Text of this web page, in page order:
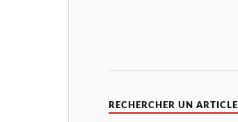
RECHERCHER UN ARTICLE